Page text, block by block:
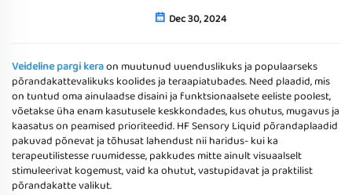
Dec 30, 2024
Veideline pargi keraon muutunud uuenduslikuks ja populaarseks
põrandakattevalikuks koolides ja teraapiatubades. Need plaadid, mis
on tuntud oma ainulaadse disaini ja funktsionaalsete eeliste poolest,
võetakse üha enam kasutusele keskkondades, kus ohutus, mugavus ja
kaasatus on peamised prioriteedid. HF Sensory Liquid põrandaplaadid
pakuvad põnevat ja tõhusat lahendust nii haridus- kui ka
terapeutilistesse ruumidesse, pakkudes mitte ainult visuaalselt
stimuleerivat kogemust, vaid ka ohutut, vastupidavat ja praktilist
põrandakatte valikut.